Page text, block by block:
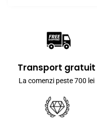
Transport gratuit
La comenzi peste 700 lei